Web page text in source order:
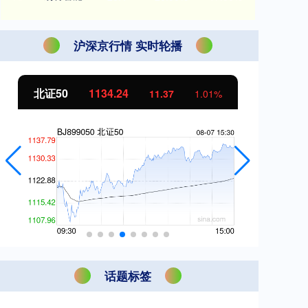
沪深京行情 实时轮播
北证50 1134.24 11.37 1.01%
话题标签